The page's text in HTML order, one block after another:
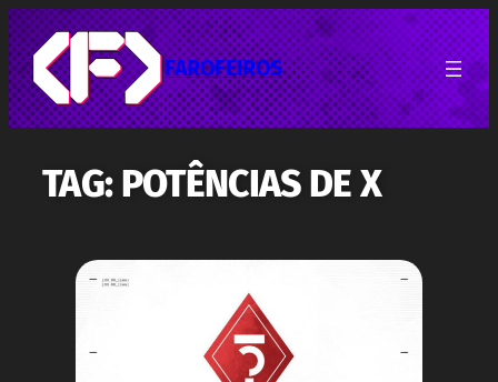
Pular
para
o
conteúdo
FAROFEIROS
TAG: POTÊNCIAS DE X